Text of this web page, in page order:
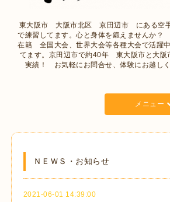
東大阪市 大阪市北区 京田辺市 にある空手
で練習してます。心と身体を鍛えませんか？
在籍 全国大会、世界大会等各種大会で活躍
てます。京田辺市で約40年 東大阪市と大阪
実績！ お気軽にお問合せ、体験にお越しく
メニュー
ＮＥＷＳ・お知らせ
2021-06-01 14:39:00